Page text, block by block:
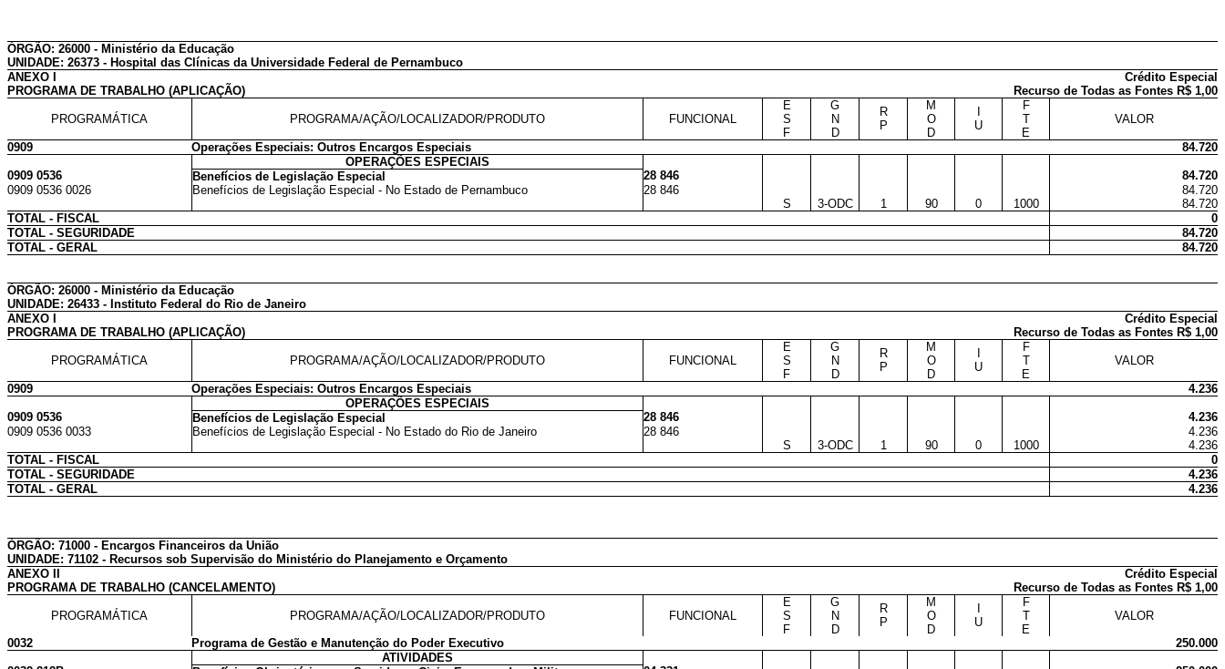
ÓRGÃO: 26000 - Ministério da Educação
UNIDADE: 26373 - Hospital das Clínicas da Universidade Federal de Pernambuco
ANEXO I
Crédito Especial
PROGRAMA DE TRABALHO (APLICAÇÃO)
Recurso de Todas as Fontes R$ 1,00
PROGRAMÁTICA PROGRAMA/AÇÃO/LOCALIZADOR/PRODUTO FUNCIONAL
E
S
F
G
N
D
R
P
M
O
D
U
F
T
E
VALOR
0909 Operações Especiais: Outros Encargos Especiais
84.720
OPERAÇÕES ESPECIAIS
0909 0536
Benefícios de Legislação Especial 28 846
84.720
0909 0536 0026
Benefícios de Legislação Especial - No Estado de Pernambuco 28 846
84.720
S
3-ODC 1 90 0 1000
84.720
TOTAL - FISCAL
0
TOTAL - SEGURIDADE
84.720
TOTAL - GERAL
84.720
ÓRGÃO: 26000 - Ministério da Educação
UNIDADE: 26433 - Instituto Federal do Rio de Janeiro
ANEXO I
Crédito Especial
PROGRAMA DE TRABALHO (APLICAÇÃO)
Recurso de Todas as Fontes R$ 1,00
PROGRAMÁTICA PROGRAMA/AÇÃO/LOCALIZADOR/PRODUTO FUNCIONAL
E
S
F
G
N
D
R
P
M
O
D
U
F
T
E
VALOR
0909 Operações Especiais: Outros Encargos Especiais
4.236
OPERAÇÕES ESPECIAIS
0909 0536
Benefícios de Legislação Especial 28 846
4.236
0909 0536 0033
Benefícios de Legislação Especial - No Estado do Rio de Janeiro 28 846
4.236
S
3-ODC 1 90 0 1000
4.236
TOTAL - FISCAL
0
TOTAL - SEGURIDADE
4.236
TOTAL - GERAL
4.236
ÓRGÃO: 71000 - Encargos Financeiros da União
UNIDADE: 71102 - Recursos sob Supervisão do Ministério do Planejamento e Orçamento
ANEXO II
Crédito Especial
PROGRAMA DE TRABALHO (CANCELAMENTO)
Recurso de Todas as Fontes R$ 1,00
PROGRAMÁTICA PROGRAMA/AÇÃO/LOCALIZADOR/PRODUTO FUNCIONAL
E
S
F
G
N
D
R
P
M
O
D
U
F
T
E
VALOR
0032
Programa de Gestão e Manutenção do Poder Executivo
250.000
ATIVIDADES